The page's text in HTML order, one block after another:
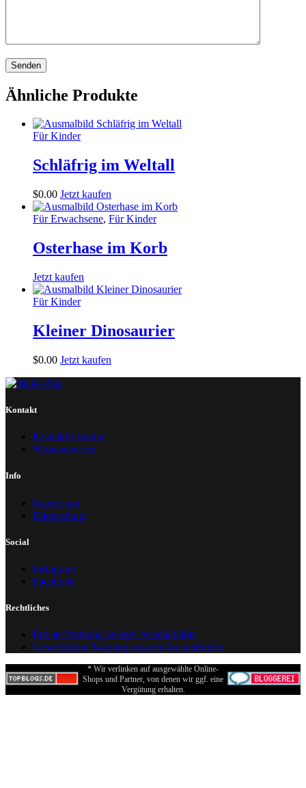
Ähnliche Produkte
Für Kinder
Schläfrig im Weltall
$0.00 Jetzt kaufen
Für Erwachsene, Für Kinder
Osterhase im Korb
Jetzt kaufen
Für Kinder
Kleiner Dinosaurier
$0.00 Jetzt kaufen
Kontakt
Kontaktformular
Wissenswertes
Info
Impressum
Datenschutz
Social
Instagram
Facebook
Rechtliches
Private Nutzung unserer Ausmalbilder
Gewerbliche Nutzung unserer Ausmalbilder
* Wir verlinken auf ausgewählte Online-
Shops und Partner, von denen wir ggf. eine
Vergütung erhalten.